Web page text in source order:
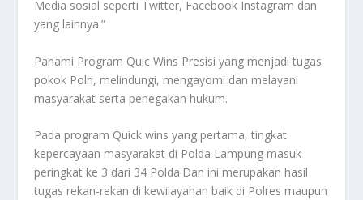
Media sosial seperti Twitter, Facebook Instagram dan
yang lainnya.”
Pahami Program Quic Wins Presisi yang menjadi tugas
pokok Polri, melindungi, mengayomi dan melayani
masyarakat serta penegakan hukum.
Pada program Quick wins yang pertama, tingkat
kepercayaan masyarakat di Polda Lampung masuk
peringkat ke 3 dari 34 Polda.Dan ini merupakan hasil
tugas rekan-rekan di kewilayahan baik di Polres maupun